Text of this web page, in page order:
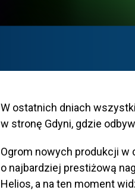
W ostatnich dniach
w stronę Gdyni, gdzie
Ogrom nowych produkcji
o najbardziej prestiżową
Helios, a na ten moment